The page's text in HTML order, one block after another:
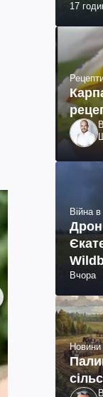
17
Війна в
Вчора
Новини